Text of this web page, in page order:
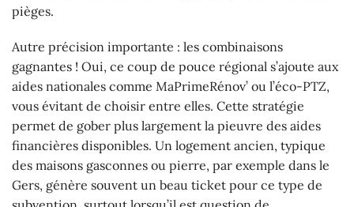
pièges.
Autre précision importante : les combinaisons
gagnantes ! Oui, ce coup de pouce régional s’ajoute aux
aides nationales comme MaPrimeRénov’ ou l’éco-PTZ,
vous évitant de choisir entre elles. Cette stratégie
permet de gober plus largement la pieuvre des aides
financières disponibles. Un logement ancien, typique
des maisons gasconnes ou pierre, par exemple dans le
Gers, génère souvent un beau ticket pour ce type de